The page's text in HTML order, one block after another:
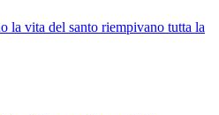
la vita del santo riempivano tutta la